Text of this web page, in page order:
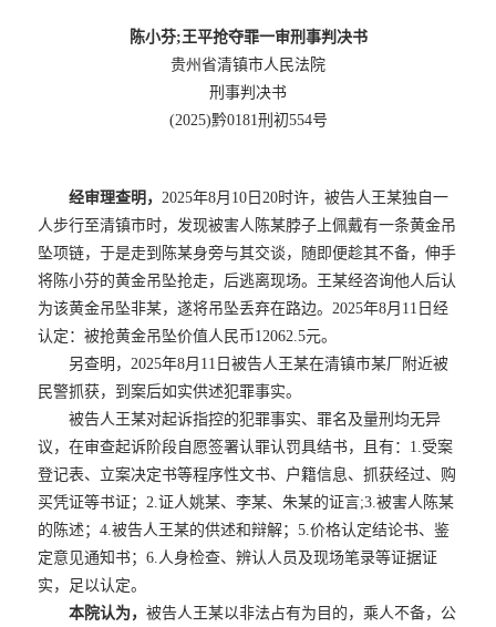
陈小芬;王平抢夺罪一审刑事判决书
贵州省清镇市人民法院
刑事判决书
(2025)黔0181刑初554号
经审理查明，2025年8月10日20时许，被告人王某独自一
人步行至清镇市时，发现被害人陈某脖子上佩戴有一条黄金吊
坠项链，于是走到陈某身旁与其交谈，随即便趁其不备，伸手
将陈小芬的黄金吊坠抢走，后逃离现场。王某经咨询他人后认
为该黄金吊坠非某，遂将吊坠丢弃在路边。2025年8月11日经
认定：被抢黄金吊坠价值人民币12062.5元。
另查明，2025年8月11日被告人王某在清镇市某厂附近被
民警抓获，到案后如实供述犯罪事实。
被告人王某对起诉指控的犯罪事实、罪名及量刑均无异
议，在审查起诉阶段自愿签署认罪认罚具结书，且有：1.受案
登记表、立案决定书等程序性文书、户籍信息、抓获经过、购
买凭证等书证；2.证人姚某、李某、朱某的证言;3.被害人陈某
的陈述；4.被告人王某的供述和辩解；5.价格认定结论书、鉴
定意见通知书；6.人身检查、辨认人员及现场笔录等证据证
实，足以认定。
本院认为，被告人王某以非法占有为目的，乘人不备，公